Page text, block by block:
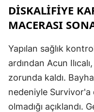
DISKALIFIYE
MACERASI
Yapılan sağlık
ardından Acun
zorunda kaldı.
nedeniyle Survivor'a
olmadığı açıklandı.